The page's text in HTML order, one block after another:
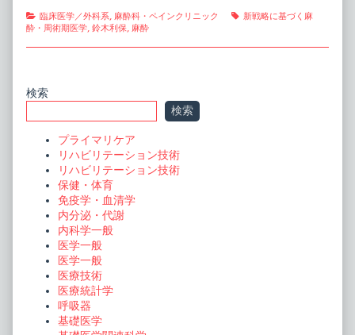
Categories
臨床医学／外科系, 麻酔科・ペインクリニック Tags
新戦略に基づく麻
酔・周術期医学, 鈴木利保, 麻酔
Primary
Sidebar
検索
検索
プライマリケア
リハビリテーション技術
リハビリテーション技術
保健・体育
免疫学・血清学
内分泌・代謝
内科学一般
医学一般
医学一般
医療技術
医療統計学
呼吸器
基礎医学